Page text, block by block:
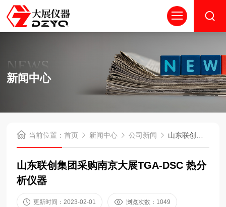
NEWS
新闻中心
当前位置：首页 新闻中心 公司新闻 山东联创集团采购南京大展TGA-DSC 热分析仪器
山东联创集团采购南京大展TGA-DSC 热分
析仪器
更新时间：2023-02-01 浏览次数：1049